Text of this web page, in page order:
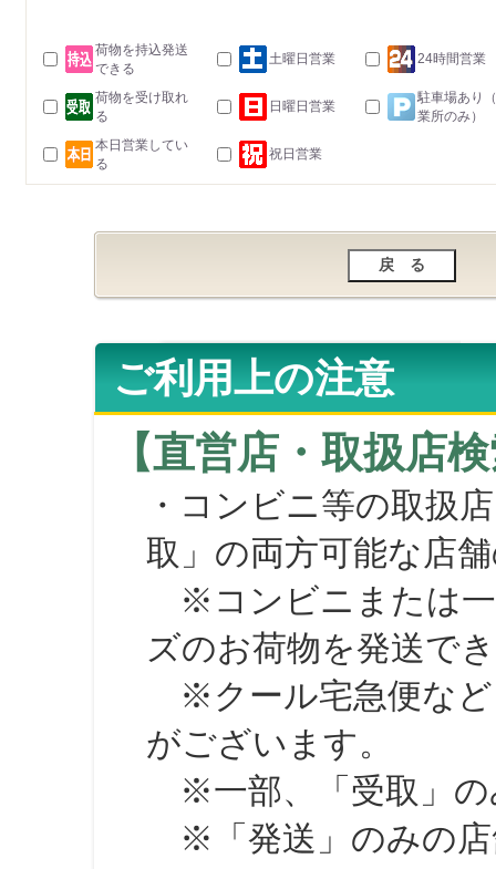
荷物を持込発送
できる
土曜日営業 24時間営業
荷物を受け取れ
る
日曜日営業
駐車場あり
業所のみ）
本日営業してい
る
祝日営業
ご利用上の注意
【直営店・取扱店
・コンビニ等の取扱
取」の両方可能な店
※コンビニまたは一
ズのお荷物を発送で
※クール宅急便など
がございます。
※一部、「受取」の
※「発送」のみの店